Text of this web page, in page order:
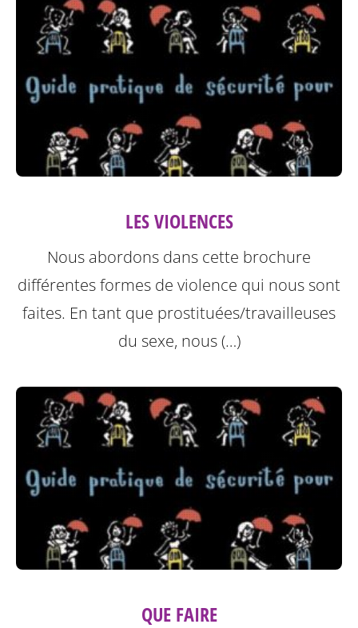
LES VIOLENCES
Nous abordons dans cette brochure
différentes formes de violence qui nous sont
faites. En tant que prostituées/travailleuses
du sexe, nous (…)
QUE FAIRE